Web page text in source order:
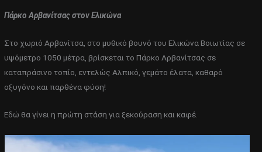
Πάρκο Αρβανίτσας στον Ελικώνα
Στο χωριό Αρβανίτσα, στο μυθικό βουνό του Ελικώνα Βοιωτίας σε
υψόμετρο 1050 μέτρα, βρίσκεται το Πάρκο Αρβανίτσας σε
καταπράσινο τοπίο, εντελώς Αλπικό, γεμάτο έλατα, καθαρό
οξυγόνο και παρθένα φύση!
Εδώ θα γίνει η πρώτη στάση για ξεκούραση και καφέ.